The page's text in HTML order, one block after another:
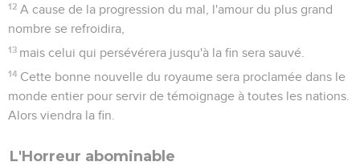
12 A cause de la progression du mal, l'amour du plus grand
nombre se refroidira,
13 mais celui qui persévérera jusqu'à la fin sera sauvé.
14 Cette bonne nouvelle du royaume sera proclamée dans le
monde entier pour servir de témoignage à toutes les nations.
Alors viendra la fin.
L'Horreur abominable